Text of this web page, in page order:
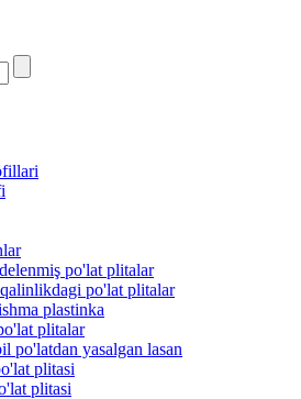
po'lat plitalar
po'lat plitalar
plastinka
plitalar
po'latdan yasalgan lasan
plitasi
plitasi